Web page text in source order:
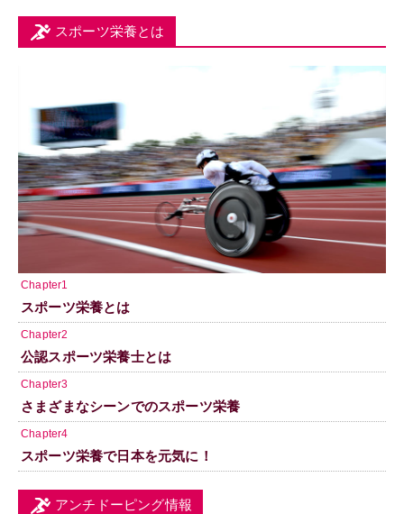
スポーツ栄養とは
Chapter1
スポーツ栄養とは
Chapter2
公認スポーツ栄養士とは
Chapter3
さまざまなシーンでのスポーツ栄養
Chapter4
スポーツ栄養で日本を元気に！
アンチドーピング情報